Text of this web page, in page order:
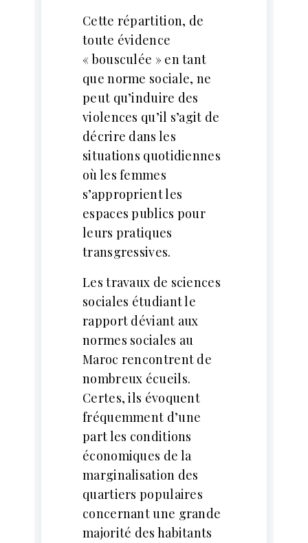
Cette répartition, de
toute évidence
« bousculée » en tant
que norme sociale, ne
peut qu’induire des
violences qu’il s’agit de
décrire dans les
situations quotidiennes
où les femmes
s’approprient les
espaces publics pour
leurs pratiques
transgressives.
Les travaux de sciences
sociales étudiant le
rapport déviant aux
normes sociales au
Maroc rencontrent de
nombreux écueils.
Certes, ils évoquent
fréquemment d’une
part les conditions
économiques de la
marginalisation des
quartiers populaires
concernant une grande
majorité des habitants